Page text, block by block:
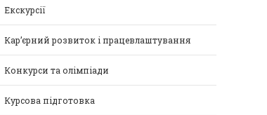
Екскурсії
Кар’єрний розвиток і працевлаштування
Конкурси та олімпіади
Курсова підготовка